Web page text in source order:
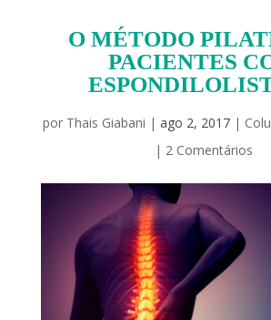
O MÉTODO
PACIENTES
por Thais Giabani | ago 2, 2017|
| 2 Comentários